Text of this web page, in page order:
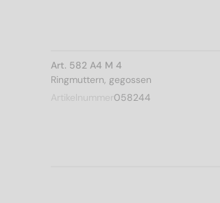
Art. 582 A4 M 4
Ringmuttern, gegossen
Artikelnummer 058244